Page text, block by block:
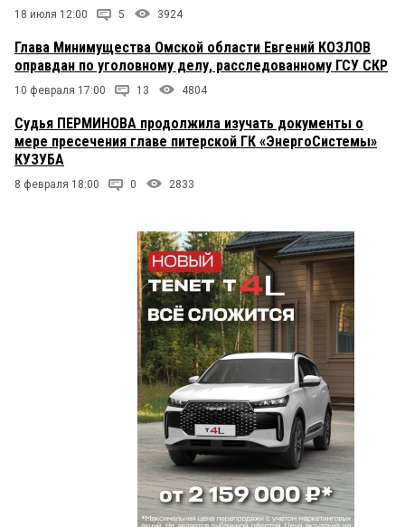
18 июля 12:00 5 3924
Глава Минимущества Омской области Евгений КОЗЛОВ
оправдан по уголовному делу, расследованному ГСУ СКР
10 февраля 17:00 13 4804
Судья ПЕРМИНОВА продолжила изучать документы о
мере пресечения главе питерской ГК «ЭнергоСистемы»
КУЗУБА
8 февраля 18:00 0 2833